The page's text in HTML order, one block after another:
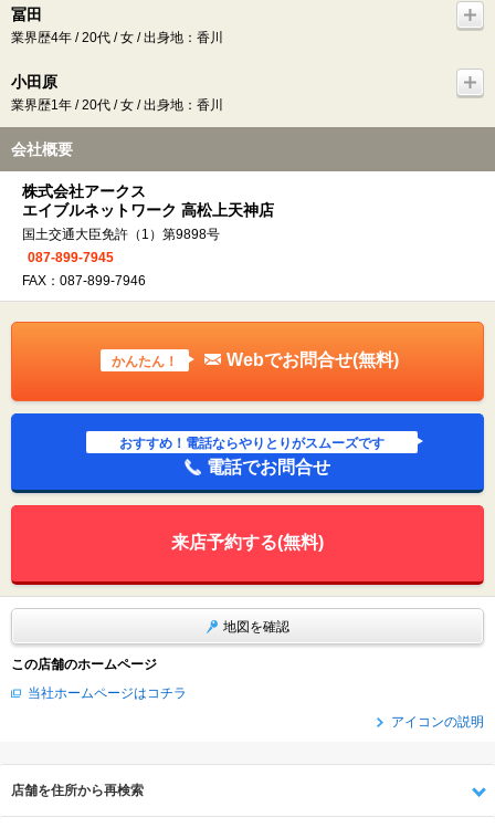
冨田
業界歴4年 / 20代 / 女 / 出身地：香川
小田原
業界歴1年 / 20代 / 女 / 出身地：香川
会社概要
株式会社アークス
エイブルネットワーク 高松上天神店
国土交通大臣免許（1）第9898号
087-899-7945
FAX：087-899-7946
かんたん！ Webでお問合せ(無料)
おすすめ！電話ならやりとりがスムーズです
電話でお問合せ
来店予約する(無料)
地図を確認
この店舗のホームページ
当社ホームページはコチラ
アイコンの説明
店舗を住所から再検索